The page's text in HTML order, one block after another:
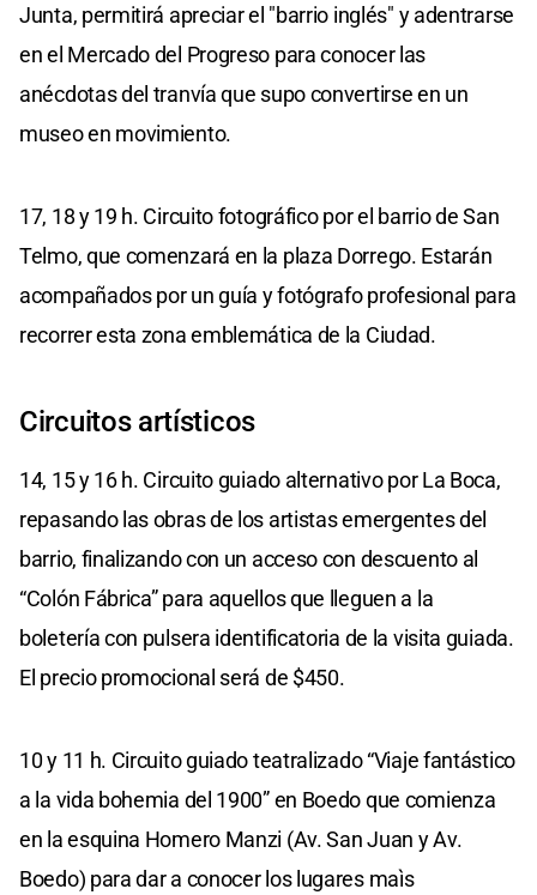
Junta, permitirá apreciar el "barrio inglés" y adentrarse
en el Mercado del Progreso para conocer las
anécdotas del tranvía que supo convertirse en un
museo en movimiento.
17, 18 y 19 h. Circuito fotográfico por el barrio de San
Telmo, que comenzará en la plaza Dorrego. Estarán
acompañados por un guía y fotógrafo profesional para
recorrer esta zona emblemática de la Ciudad.
Circuitos artísticos
14, 15 y 16 h. Circuito guiado alternativo por La Boca,
repasando las obras de los artistas emergentes del
barrio, finalizando con un acceso con descuento al
“Colón Fábrica” para aquellos que lleguen a la
boletería con pulsera identificatoria de la visita guiada.
El precio promocional será de $450.
10 y 11 h. Circuito guiado teatralizado “Viaje fantástico
a la vida bohemia del 1900” en Boedo que comienza
en la esquina Homero Manzi (Av. San Juan y Av.
Boedo) para dar a conocer los lugares maìs